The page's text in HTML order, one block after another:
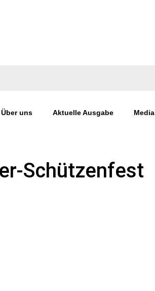
Über uns Aktuelle Ausgabe Media
Schützenfest